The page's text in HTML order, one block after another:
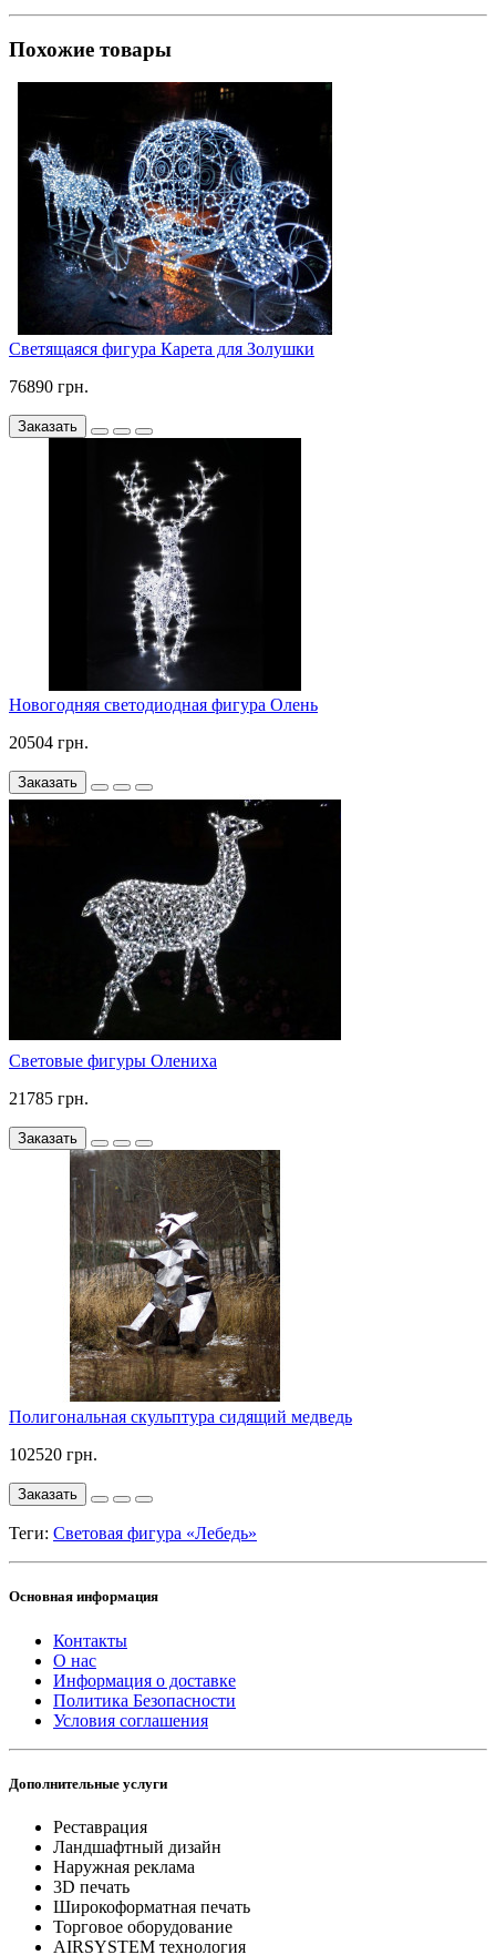
Похожие товары
Светящаяся фигура Карета для Золушки
76890 грн.
Заказать
Новогодняя светодиодная фигура Олень
20504 грн.
Заказать
Световые фигуры Олениха
21785 грн.
Заказать
Полигональная скульптура сидящий медведь
102520 грн.
Заказать
Теги: Световая фигура «Лебедь»
Основная информация
Контакты
О нас
Информация о доставке
Политика Безопасности
Условия соглашения
Дополнительные услуги
Реставрация
Ландшафтный дизайн
Наружная реклама
3D печать
Широкоформатная печать
Торговое оборудование
AIRSYSTEM технология